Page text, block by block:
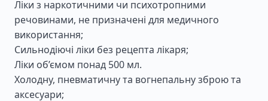
Ліки з наркотичними чи психотропними
речовинами, не призначені для медичного
використання;
Сильнодіючі ліки без рецепта лікаря;
Ліки об’ємом понад 500 мл.
Холодну, пневматичну та вогнепальну зброю та
аксесуари;